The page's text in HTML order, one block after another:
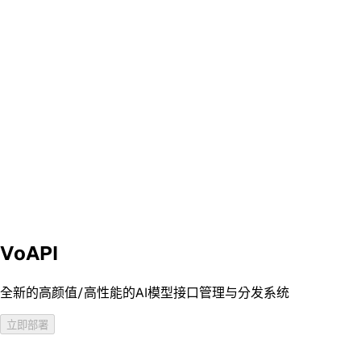
VoAPI
全新的高颜值/高性能的AI模型接口管理与分发系统
立即部署